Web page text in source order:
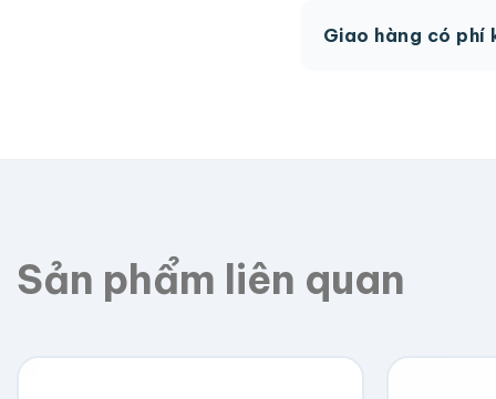
Giao hàng có phí
Sản phẩm liên quan